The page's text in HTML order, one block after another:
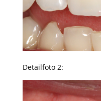
Detailfoto 2: